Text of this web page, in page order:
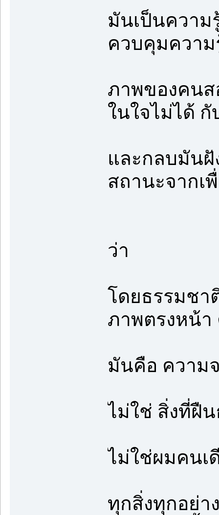
มันเป็นความ
ควบคุมควา
ภาพของคนส
ในใจไม่ได้
และกลบมันฝั
สถานะจากเ
ว่า
โดยธรรมชา
ภาพตรงหน้า
มันคือ ความ
ไม่ใช่ สิ่งที่ฝื
ไม่ใช่ผมคนเ
ทุกสิ่งทุกอย่า